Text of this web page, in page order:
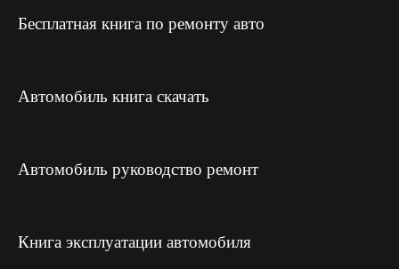
Бесплатная книга по ремонту авто
Автомобиль книга скачать
Автомобиль руководство ремонт
Книга эксплуатации автомобиля